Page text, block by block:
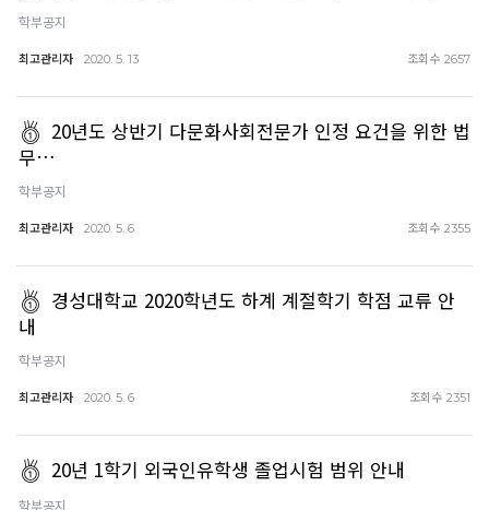
학부공지
최고관리자 2020. 5. 13 조회수 2657
20년도 상반기 다문화사회전문가 인정 요건을 위한 법
무…
학부공지
최고관리자 2020. 5. 6 조회수 2355
경성대학교 2020학년도 하계 계절학기 학점 교류 안
내
학부공지
최고관리자 2020. 5. 6 조회수 2351
20년 1학기 외국인유학생 졸업시험 범위 안내
학부공지